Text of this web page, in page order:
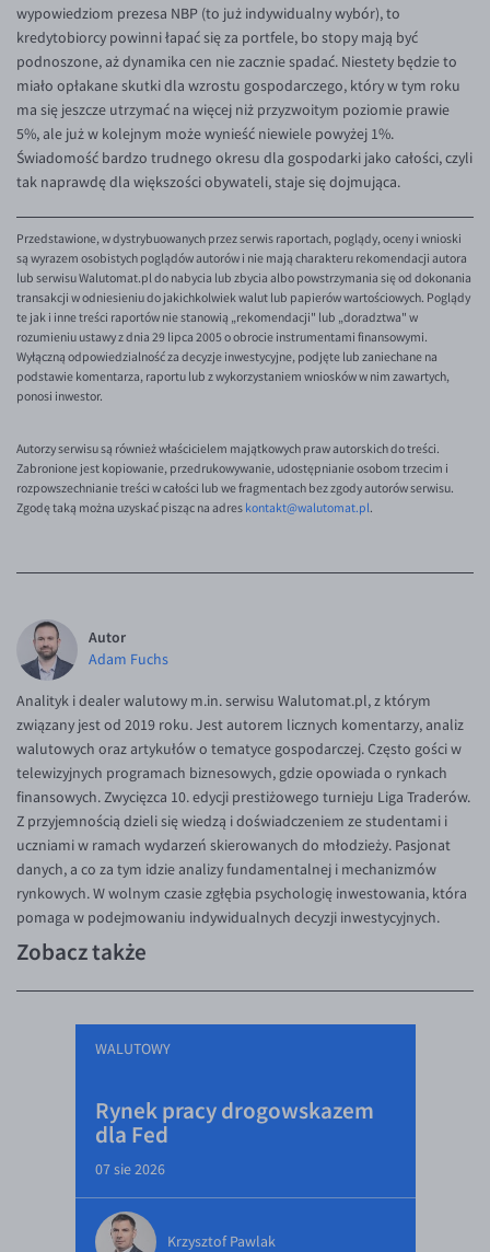
wypowiedziom prezesa NBP (to już indywidualny wybór), to
kredytobiorcy powinni łapać się za portfele, bo stopy mają być
podnoszone, aż dynamika cen nie zacznie spadać. Niestety będzie to
miało opłakane skutki dla wzrostu gospodarczego, który w tym roku
ma się jeszcze utrzymać na więcej niż przyzwoitym poziomie prawie
5%, ale już w kolejnym może wynieść niewiele powyżej 1%.
Świadomość bardzo trudnego okresu dla gospodarki jako całości, czyli
tak naprawdę dla większości obywateli, staje się dojmująca.
Przedstawione, w dystrybuowanych przez serwis raportach, poglądy, oceny i wnioski
są wyrazem osobistych poglądów autorów i nie mają charakteru rekomendacji autora
lub serwisu Walutomat.pl do nabycia lub zbycia albo powstrzymania się od dokonania
transakcji w odniesieniu do jakichkolwiek walut lub papierów wartościowych. Poglądy
te jak i inne treści raportów nie stanowią „rekomendacji" lub „doradztwa" w
rozumieniu ustawy z dnia 29 lipca 2005 o obrocie instrumentami finansowymi.
Wyłączną odpowiedzialność za decyzje inwestycyjne, podjęte lub zaniechane na
podstawie komentarza, raportu lub z wykorzystaniem wniosków w nim zawartych,
ponosi inwestor.
Autorzy serwisu są również właścicielem majątkowych praw autorskich do treści.
Zabronione jest kopiowanie, przedrukowywanie, udostępnianie osobom trzecim i
rozpowszechnianie treści w całości lub we fragmentach bez zgody autorów serwisu.
Zgodę taką można uzyskać pisząc na adres kontakt@walutomat.pl.
Autor
Adam Fuchs
Analityk i dealer walutowy m.in. serwisu Walutomat.pl, z którym
związany jest od 2019 roku. Jest autorem licznych komentarzy, analiz
walutowych oraz artykułów o tematyce gospodarczej. Często gości w
telewizyjnych programach biznesowych, gdzie opowiada o rynkach
finansowych. Zwycięzca 10. edycji prestiżowego turnieju Liga Traderów.
Z przyjemnością dzieli się wiedzą i doświadczeniem ze studentami i
uczniami w ramach wydarzeń skierowanych do młodzieży. Pasjonat
danych, a co za tym idzie analizy fundamentalnej i mechanizmów
rynkowych. W wolnym czasie zgłębia psychologię inwestowania, która
pomaga w podejmowaniu indywidualnych decyzji inwestycyjnych.
Zobacz także
WALUTOWY
Rynek pracy drogowskazem
dla Fed
07 sie 2026
Krzysztof Pawlak